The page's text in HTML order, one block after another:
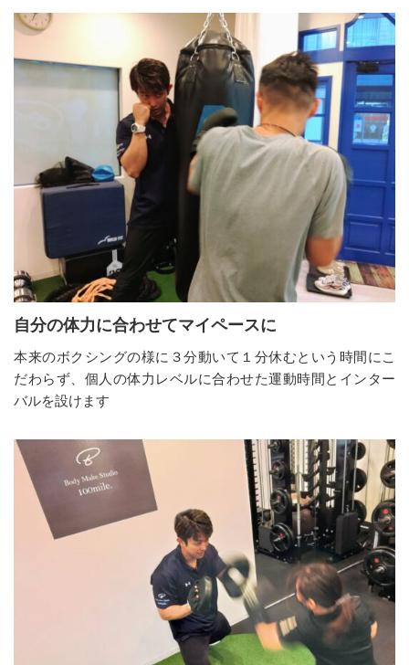
自分の体力に合わせてマイペースに
本来のボクシングの様に３分動いて１分休むという時間にこ
だわらず、個人の体力レベルに合わせた運動時間とインター
バルを設けます